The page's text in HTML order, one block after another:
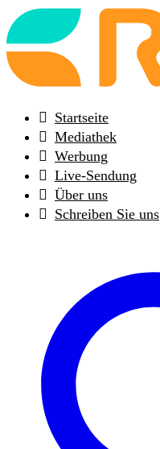
Back
to
frontpage
Startseite
Mediathek
Werbung
Live-Sendung
Über uns
Schreiben Sie uns